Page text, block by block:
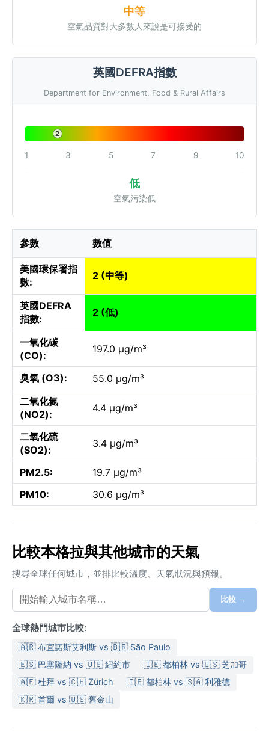
中等
空氣品質對大多數人來說是可接受的
英國DEFRA指數
Department for Environment, Food & Rural Affairs
2
1 3 5 7 9 10
低
空氣污染低
參數 數值
美國環保署指
數:
2 (中等)
英國DEFRA
指數:
2 (低)
一氧化碳
(CO):
197.0 µg/m³
臭氧 (O3):
55.0 µg/m³
二氧化氮
(NO2):
4.4 µg/m³
二氧化硫
(SO2):
3.4 µg/m³
PM2.5:
19.7 µg/m³
PM10:
30.6 µg/m³
比較本格拉與其他城市的天氣
搜尋全球任何城市，並排比較溫度、天氣狀況與預報。
比較 →
全球熱門城市比較:
🇦🇷 布宜諾斯艾利斯 vs 🇧🇷 São Paulo
🇪🇸 巴塞隆納 vs 🇺🇸 紐約市
🇮🇪 都柏林 vs 🇺🇸 芝加哥
🇦🇪 杜拜 vs 🇨🇭 Zürich
🇮🇪 都柏林 vs 🇸🇦 利雅德
🇰🇷 首爾 vs 🇺🇸 舊金山